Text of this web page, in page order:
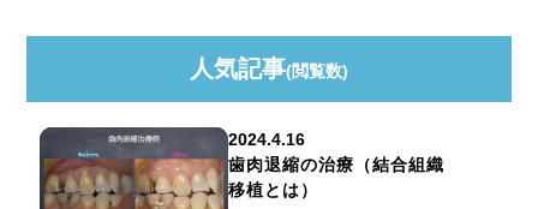
人気記事(閲覧数)
2024.4.16
歯肉退縮の治療（結合組織
移植とは）